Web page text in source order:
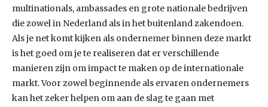
multinationals, ambassades en grote nationale bedrijven
die zowel in Nederland als in het buitenland zakendoen.
Als je net komt kijken als ondernemer binnen deze markt
is het goed om je te realiseren dat er verschillende
manieren zijn om impact te maken op de internationale
markt. Voor zowel beginnende als ervaren ondernemers
kan het zeker helpen om aan de slag te gaan met